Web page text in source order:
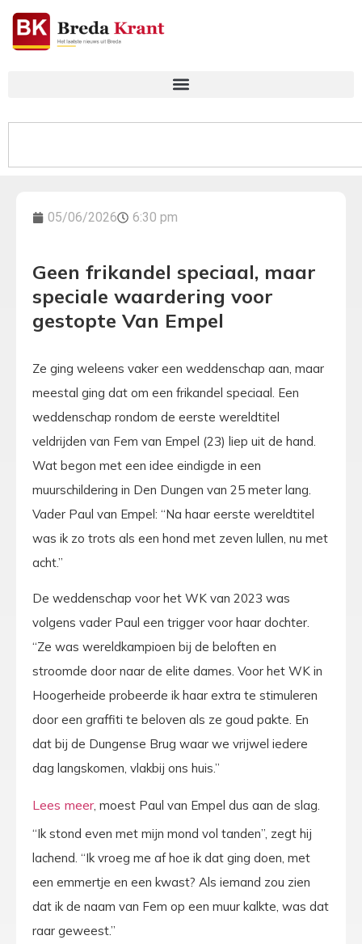
05/06/2026 6:30 pm
Geen frikandel speciaal, maar
speciale waardering voor
gestopte Van Empel
Ze ging weleens vaker een weddenschap aan, maar
meestal ging dat om een frikandel speciaal. Een
weddenschap rondom de eerste wereldtitel
veldrijden van Fem van Empel (23) liep uit de hand.
Wat begon met een idee eindigde in een
muurschildering in Den Dungen van 25 meter lang.
Vader Paul van Empel: “Na haar eerste wereldtitel
was ik zo trots als een hond met zeven lullen, nu met
acht.”
De weddenschap voor het WK van 2023 was
volgens vader Paul een trigger voor haar dochter.
“Ze was wereldkampioen bij de beloften en
stroomde door naar de elite dames. Voor het WK in
Hoogerheide probeerde ik haar extra te stimuleren
door een graffiti te beloven als ze goud pakte. En
dat bij de Dungense Brug waar we vrijwel iedere
dag langskomen, vlakbij ons huis.”
, moest Paul van Empel dus aan de slag.
“Ik stond even met mijn mond vol tanden”, zegt hij
lachend. “Ik vroeg me af hoe ik dat ging doen, met
een emmertje en een kwast? Als iemand zou zien
dat ik de naam van Fem op een muur kalkte, was dat
raar geweest.”